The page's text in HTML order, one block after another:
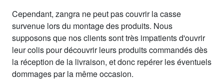
Cependant, zangra ne peut pas couvrir la casse
survenue lors du montage des produits. Nous
supposons que nos clients sont très impatients d'ouvrir
leur colis pour découvrir leurs produits commandés dès
la réception de la livraison, et donc repérer les éventuels
dommages par la même occasion.